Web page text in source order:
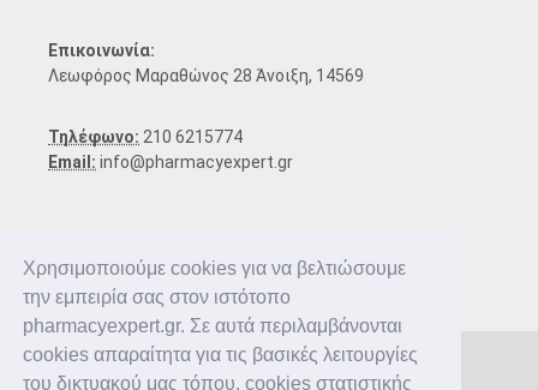
Χρησιμοποιούμε cookies για να βελτιώσουμε
την εμπειρία σας στον ιστότοπο
pharmacyexpert.gr. Σε αυτά περιλαμβάνονται
cookies απαραίτητα για τις βασικές λειτουργίες
του δικτυακού μας τόπου, cookies στατιστικής
Επικοινωνία:
Λεωφόρος Μαραθώνος 28 Άνοιξη, 14569
Τηλέφωνο: 210 6215774
Email: info@pharmacyexpert.gr